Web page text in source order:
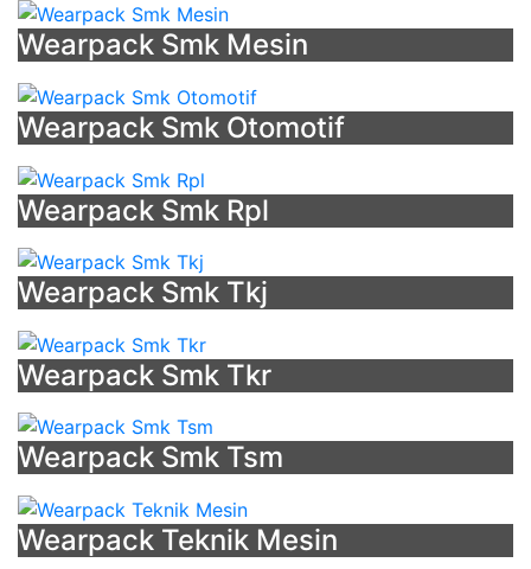
Jersey
Army
-
Topi
-
Batik
Tut
Wuri
Batik
Keris
Jakarta
Anak
Sekolah
-
Desain
Baju
Wearpack Smk Mesin
Wearpack Smk Otomotif
Wearpack Smk Rpl
Wearpack Smk Tkj
Wearpack Smk Tkr
Wearpack Smk Tsm
Wearpack Teknik Mesin